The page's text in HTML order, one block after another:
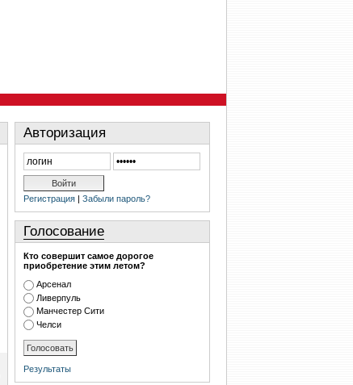
Авторизация
Регистрация | Забыли пароль?
Голосование
Кто совершит самое дорогое
приобретение этим летом?
Арсенал
Ливерпуль
Манчестер Сити
Челси
Результаты